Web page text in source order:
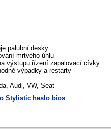
palubní desky
mrtvého úhlu
výstupu řízení zapalovací cívky
výpadky a restarty
Audi, VW, Seat
Stylistic heslo bios